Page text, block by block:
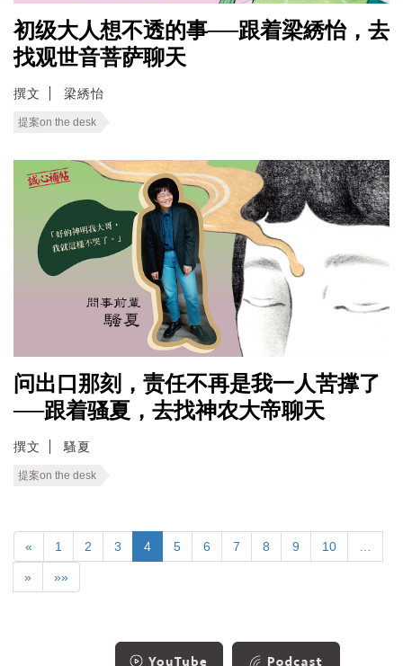
初级大人想不透的事──跟着梁綉怡，去
找观世音菩萨聊天
撰文 梁綉怡
提案on the desk
问出口那刻，责任不再是我一人苦撑了
──跟着骚夏，去找神农大帝聊天
撰文 騷夏
提案on the desk
« 1 2 3 4 5 6 7 8 9 10
» »»